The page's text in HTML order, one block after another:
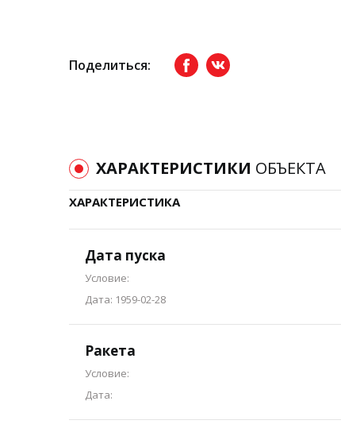
Поделиться: FacebookвКонтакте
ХАРАКТЕРИСТИКИ ОБЪЕКТА
ХАРАКТЕРИСТИКА
Дата пуска
Условие:
Дата: 1959-02-28
Ракета
Условие:
Дата: